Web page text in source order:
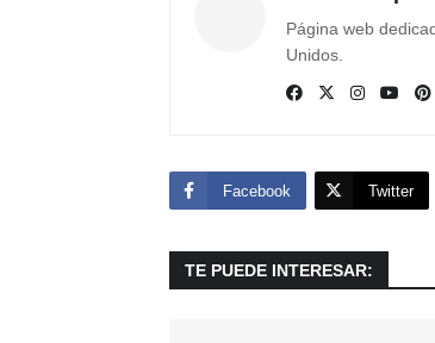
Página web
Unidos.
Facebook Twitter
TE PUEDE INTERESAR: